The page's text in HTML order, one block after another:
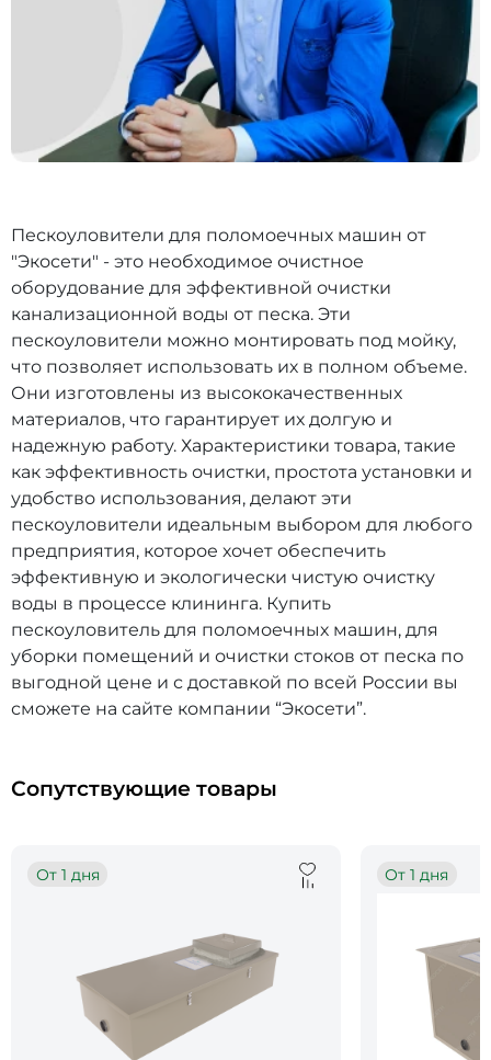
Пескоуловители для поломоечных машин от
"Экосети" - это необходимое очистное
оборудование для эффективной очистки
канализационной воды от песка. Эти
пескоуловители можно монтировать под мойку,
что позволяет использовать их в полном объеме.
Они изготовлены из высококачественных
материалов, что гарантирует их долгую и
надежную работу. Характеристики товара, такие
как эффективность очистки, простота установки и
удобство использования, делают эти
пескоуловители идеальным выбором для любого
предприятия, которое хочет обеспечить
эффективную и экологически чистую очистку
воды в процессе клининга. Купить
пескоуловитель для поломоечных машин, для
уборки помещений и очистки стоков от песка по
выгодной цене и с доставкой по всей России вы
сможете на сайте компании “Экосети”.
Сопутствующие товары
От 1 дня От 1 дня